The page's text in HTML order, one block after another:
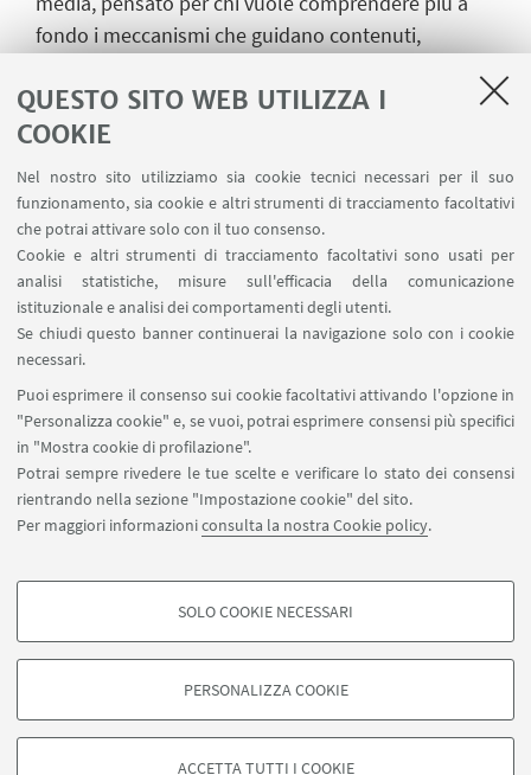
QUESTO SITO WEB UTILIZZA I
COOKIE
Nel nostro sito utilizziamo sia cookie tecnici necessari per il suo
funzionamento, sia cookie e altri strumenti di tracciamento facoltativi
che potrai attivare solo con il tuo consenso.
Cookie e altri strumenti di tracciamento facoltativi sono usati per
analisi statistiche, misure sull'efficacia della comunicazione
istituzionale e analisi dei comportamenti degli utenti.
Se chiudi questo banner continuerai la navigazione solo con i cookie
necessari.
Puoi esprimere il consenso sui cookie facoltativi attivando l'opzione in
"Personalizza cookie" e, se vuoi, potrai esprimere consensi più specifici
in "Mostra cookie di profilazione".
Potrai sempre rivedere le tue scelte e verificare lo stato dei consensi
rientrando nella sezione "Impostazione cookie" del sito.
Per maggiori informazioniconsulta la nostra Cookie policy.
COOKIE DI PROFILAZIONE - FACOLTATIVI
degli utenti, creare profili in base al loro comportamento sul sito, per analisi
di marketing.
SOLO COOKIE NECESSARI
PERSONALIZZA COOKIE
ACCETTA TUTTI I COOKIE
fondo i meccanismi che guidano contenuti,
Attraverso tre incontri tematici, il percorso affronta
alcune delle questioni più rilevanti dell’ecosistema
come si diffonde l’informazione sulle piattaforme
social e quale ruolo giocano linguaggi emergenti
come i meme.
IN EVIDENZA
Programma[ .pdf 33Kb ]
Seguici su:
©Copyright 2026 - ALMA MATER STUDIORUM - Università di